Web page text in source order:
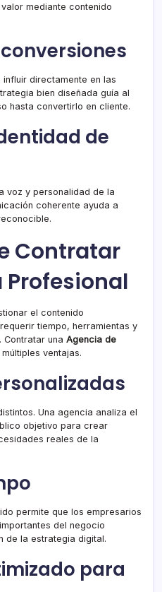
mediante contenido
directamente en las
bien diseñada guía al
hasta convertirlo en cliente.
de
voz y personalidad de la
coherente ayuda a
Contratar
el contenido
tiempo, herramientas y
una Agencia de
ventajas.
Una agencia analiza el
objetivo para crear
reales de la
permite que los empresarios
del negocio
de la estrategia digital.
para